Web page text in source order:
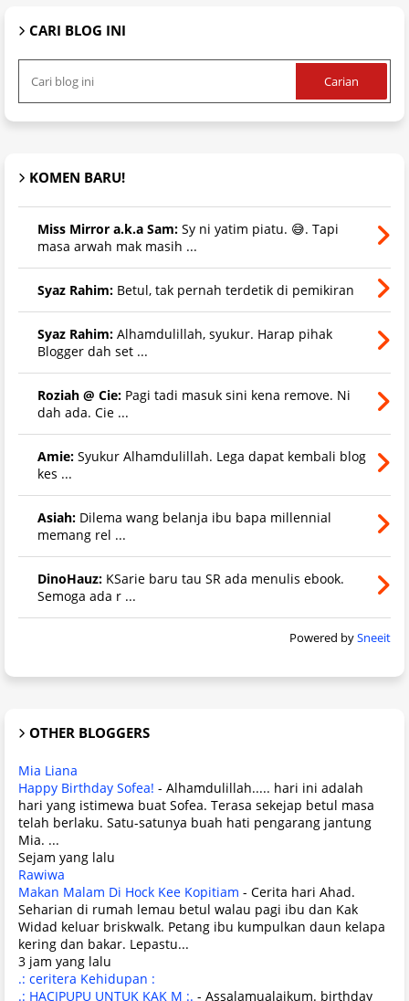
CARI BLOG INI
KOMEN BARU!
Miss Mirror a.k.a Sam: Sy ni yatim piatu. 😅. Tapi
masa arwah mak masih ...
Syaz Rahim: Betul, tak pernah terdetik di pemikiran
Syaz Rahim: Alhamdulillah, syukur. Harap pihak
Blogger dah set ...
Roziah @ Cie: Pagi tadi masuk sini kena remove. Ni
dah ada. Cie ...
Amie: Syukur Alhamdulillah. Lega dapat kembali blog
kes ...
Asiah: Dilema wang belanja ibu bapa millennial
memang rel ...
DinoHauz: KSarie baru tau SR ada menulis ebook.
Semoga ada r ...
Powered bySneeit
OTHER BLOGGERS
Mia Liana
Happy Birthday Sofea! - Alhamdulillah..... hari ini adalah
hari yang istimewa buat Sofea. Terasa sekejap betul masa
telah berlaku. Satu-satunya buah hati pengarang jantung
Mia. ...
Sejam yang lalu
Rawiwa
Makan Malam Di Hock Kee Kopitiam - Cerita hari Ahad.
Seharian di rumah lemau betul walau pagi ibu dan Kak
Widad keluar briskwalk. Petang ibu kumpulkan daun kelapa
kering dan bakar. Lepastu...
3 jam yang lalu
.: ceritera Kehidupan :
.: HACIPUPU UNTUK KAK M :. - Assalamualaikum. birthday